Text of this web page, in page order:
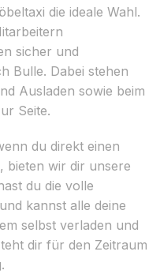
die ideale Wahl.
sicher und
Bulle. Dabei stehen
Ausladen sowie beim
Seite.
du direkt einen
bieten wir dir unsere
du die volle
kannst alle deine
selbst verladen und
dir für den Zeitraum